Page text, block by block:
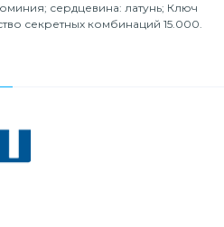
сердцевина: латунь; Ключ
секретных комбинаций 15.000.